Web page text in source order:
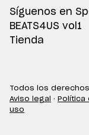
Síguenos en
BEATS4US vol1
Tienda
Todos los derechos
Aviso legal · Política
uso